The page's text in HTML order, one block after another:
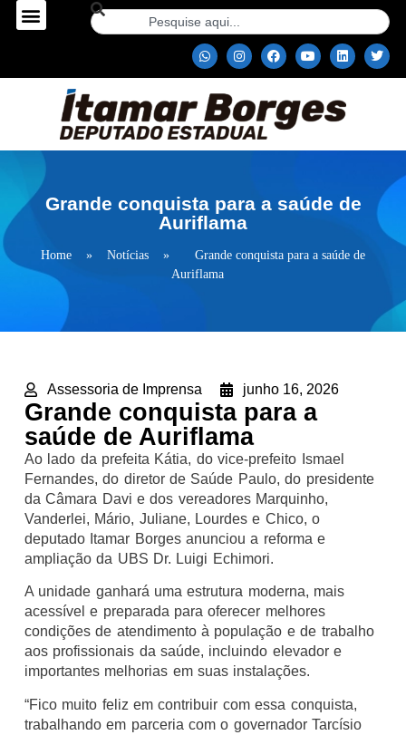
Grande conquista para a saúde de
Auriflama
Home » Notícias »
Grande conquista para a saúde de
Auriflama
Assessoria de Imprensa junho 16, 2026
Grande conquista para a
saúde de Auriflama
Ao lado da prefeita Kátia, do vice-prefeito Ismael
Fernandes, do diretor de Saúde Paulo, do presidente
da Câmara Davi e dos vereadores Marquinho,
Vanderlei, Mário, Juliane, Lourdes e Chico, o
deputado Itamar Borges anunciou a reforma e
ampliação da UBS Dr. Luigi Echimori.
A unidade ganhará uma estrutura moderna, mais
acessível e preparada para oferecer melhores
condições de atendimento à população e de trabalho
aos profissionais da saúde, incluindo elevador e
importantes melhorias em suas instalações.
“Fico muito feliz em contribuir com essa conquista,
trabalhando em parceria com o governador Tarcísio